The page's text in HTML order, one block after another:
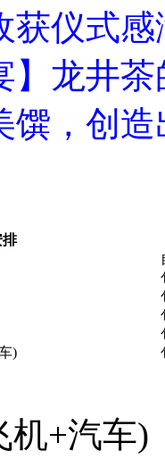
获仪式
】龙井
馔，创
排
)
机+汽车)